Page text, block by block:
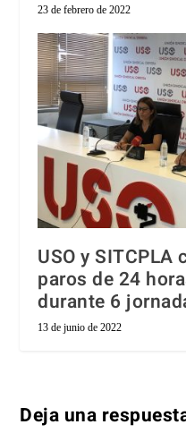
23 de febrero de 2022
USO y
paros de 24
durante 6
13 de junio de 2022
Deja una